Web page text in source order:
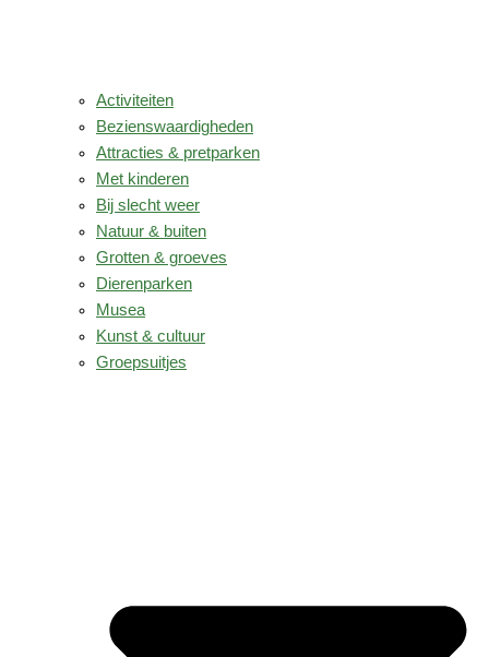
Activiteiten
Bezienswaardigheden
Attracties & pretparken
Met kinderen
Bij slecht weer
Natuur & buiten
Grotten & groeves
Dierenparken
Musea
Kunst & cultuur
Groepsuitjes